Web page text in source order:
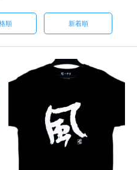
順 新着順